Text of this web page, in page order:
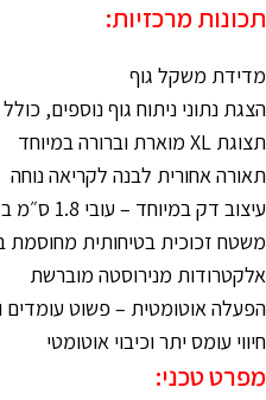
תכונות מרכזיות:
מדידת משקל גוף
הצגת נתוני ניתוח גוף נוספים,
תצוגת XL מוארת וברורה במיוחד
תאורה אחורית לבנה לקריאה נוחה
עיצוב דק במיוחד – עובי 1.8 ס״מ בלבד
משטח זכוכית בטיחותית מחוסמת בעובי
אלקטרודות מנירוסטה מוברשת
הפעלה אוטומטית – פשוט עומדים
חיווי עומס יתר וכיבוי אוטומטי
מפרט טכני: